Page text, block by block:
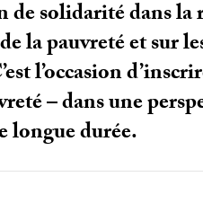
solidarité dans
la pauvreté et sur
l’occasion
– dans une
longue durée.